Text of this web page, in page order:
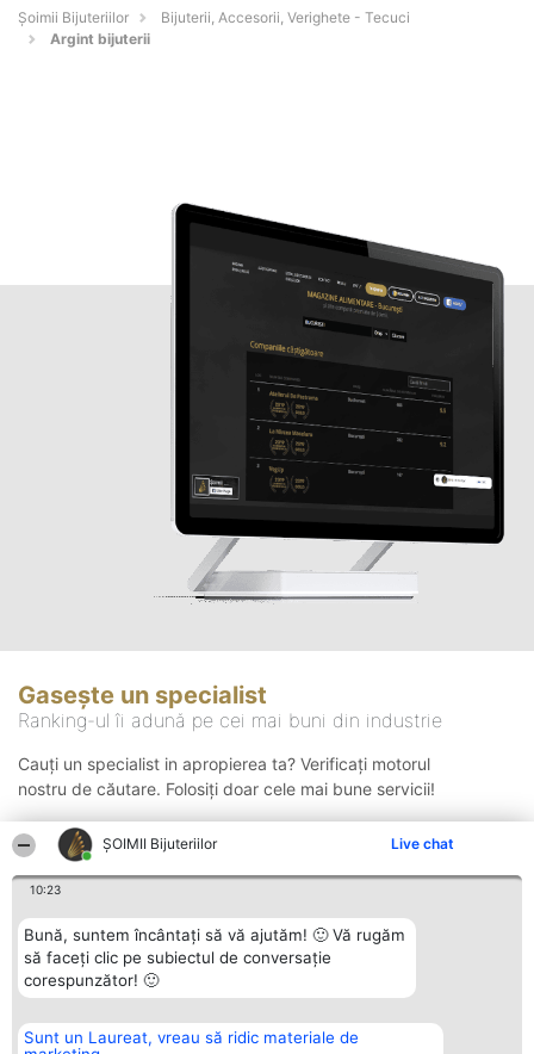
ŞOIMII Bijuteriilor Live chat
10:23
Bună, suntem încântați să vă ajutăm! 🙂 Vă rugăm
să faceți clic pe subiectul de conversație
corespunzător! 🙂
Sunt un Laureat, vreau să ridic materiale de
Şoimii Bijuteriilor
Bijuterii, Accesorii, Verighete - Tecuci
Argint bijuterii
Gasește un specialist
Ranking-ul îi adună pe cei mai buni din industrie
Cauți un specialist in apropierea ta? Verificați motorul
nostru de căutare. Folosiți doar cele mai bune servicii!
Organizator Ranking Plebiscyt Contact